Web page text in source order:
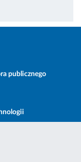
publicznego